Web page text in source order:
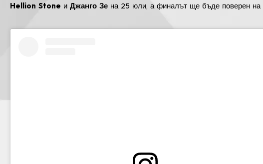
Hellion Stone и Джанго Зе на 25 юли, а финалът ще бъде поверен на